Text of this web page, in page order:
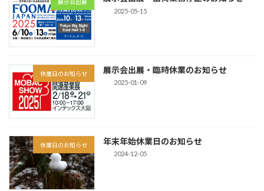
展示会出展
2025-05-15
休業日のお知らせ 展示会出展・臨時休業のお知らせ
2025-01-09
休業日のお知らせ 年末年始休業日のお知らせ
2024-12-05